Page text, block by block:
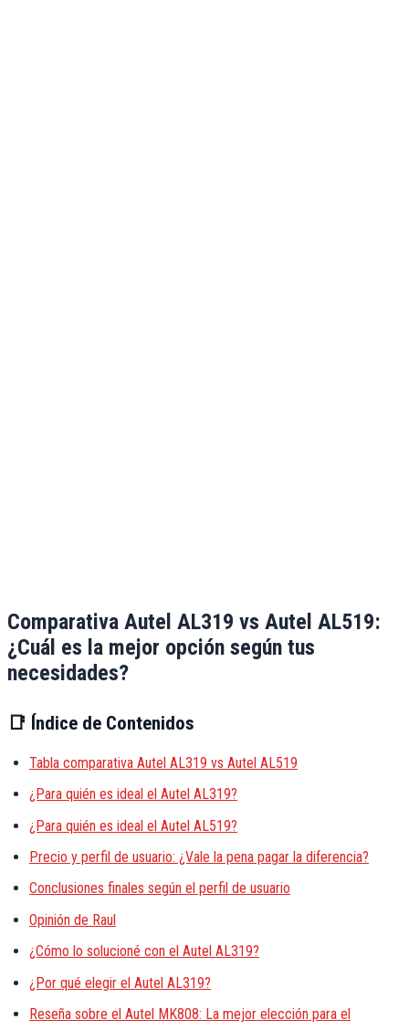
Comparativa Autel AL319 vs Autel AL519:
¿Cuál es la mejor opción según tus
necesidades?
📑 Índice de Contenidos
Tabla comparativa Autel AL319 vs Autel AL519
¿Para quién es ideal el Autel AL319?
¿Para quién es ideal el Autel AL519?
Precio y perfil de usuario: ¿Vale la pena pagar la diferencia?
Conclusiones finales según el perfil de usuario
Opinión de Raul
¿Cómo lo solucioné con el Autel AL319?
¿Por qué elegir el Autel AL319?
Reseña sobre el Autel MK808: La mejor elección para el